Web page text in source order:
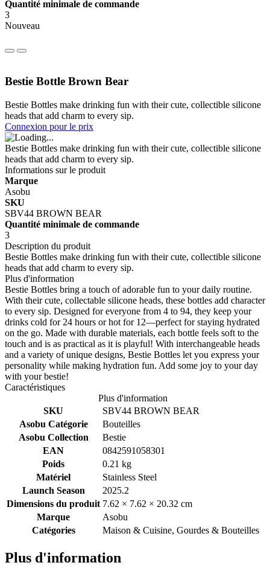
Quantité minimale de commande
3
Nouveau
Bestie Bottle Brown Bear
Bestie Bottles make drinking fun with their cute, collectible silicone
heads that add charm to every sip.
Connexion pour le prix
Bestie Bottles make drinking fun with their cute, collectible silicone
heads that add charm to every sip.
Informations sur le produit
Marque
Asobu
SKU
SBV44 BROWN BEAR
Quantité minimale de commande
3
Description du produit
Bestie Bottles make drinking fun with their cute, collectible silicone
heads that add charm to every sip.
Plus d'information
Bestie Bottles bring a touch of adorable fun to your daily routine.
With their cute, collectable silicone heads, these bottles add character
to every sip. Designed for everyone from 4 to 94, they keep your
drinks cold for 24 hours or hot for 12—perfect for staying hydrated
on the go. Made with durable materials, each bottle feels soft to the
touch and is as practical as it is playful! With interchangeable heads
and a variety of unique designs, Bestie Bottles let you express your
personality while making hydration fun. Add some joy to your day
with your bestie!
Caractéristiques
Plus d'information
SKU
SBV44 BROWN BEAR
Asobu Catégorie
Bouteilles
Asobu Collection
Bestie
EAN
0842591058301
Poids
0.21 kg
Matériel
Stainless Steel
Launch Season
2025.2
Dimensions du produit 7.62 × 7.62 × 20.32 cm
Marque
Asobu
Catégories
Maison & Cuisine, Gourdes & Bouteilles
Plus d'information